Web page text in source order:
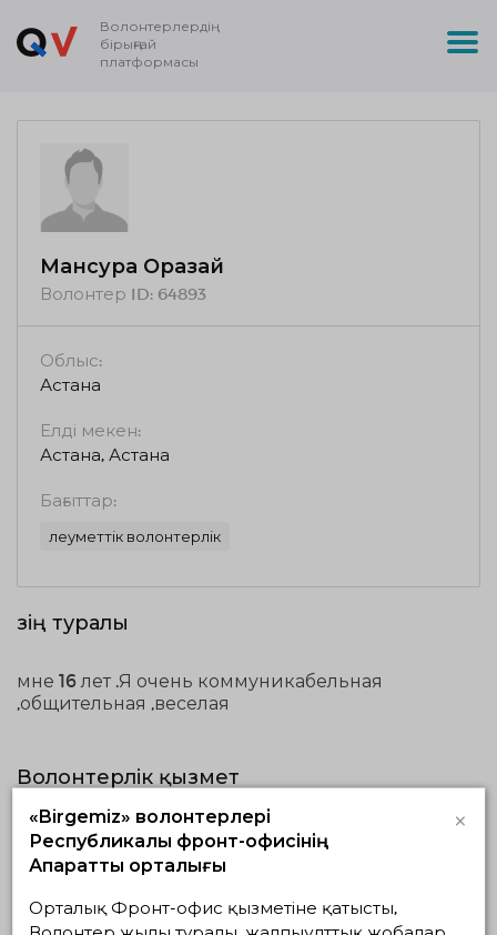
Волонтерлердің
бірыңғай
платформасы
Мансура Оразай
Волонтер ID: 64893
Облыс:
Астана
Елді мекен:
Астана, Астана
Бағыттар:
Әлеуметтік волонтерлік
Өзің туралы
мне 16 лет .Я очень коммуникабельная
,общительная ,веселая
Волонтерлік қызмет
Жүзеге асып
жатқандар
Жоспардағылар
Белсенді жобалар жоқ
«Birgemiz» волонтерлері
Республикалық фронт-офисінің
Ақпараттық орталығы
×
Орталық Фронт-офис қызметіне қатысты,
Волонтер жылы туралы, жалпыұлттық жобалар